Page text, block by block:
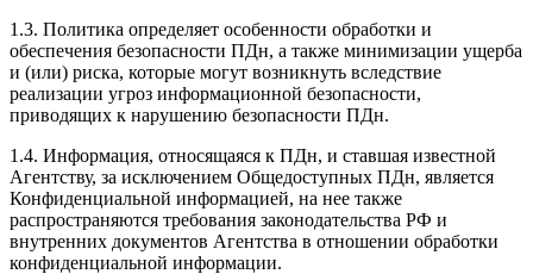
1.3. Политика определяет особенности обработки и
обеспечения безопасности ПДн, а также минимизации ущерба
и (или) риска, которые могут возникнуть вследствие
реализации угроз информационной безопасности,
приводящих к нарушению безопасности ПДн.
1.4. Информация, относящаяся к ПДн, и ставшая известной
Агентству, за исключением Общедоступных ПДн, является
Конфиденциальной информацией, на нее также
распространяются требования законодательства РФ и
внутренних документов Агентства в отношении обработки
конфиденциальной информации.